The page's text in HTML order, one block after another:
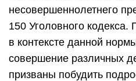
несовершеннолетнего
150 Уголовного
в контексте данной
совершение различных
призваны побудить